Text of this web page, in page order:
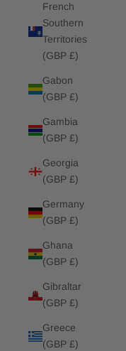
French
Southern
Territories
(GBP £)
Gabon
(GBP £)
Gambia
(GBP £)
Georgia
(GBP £)
Germany
(GBP £)
Ghana
(GBP £)
Gibraltar
(GBP £)
Greece
(GBP £)